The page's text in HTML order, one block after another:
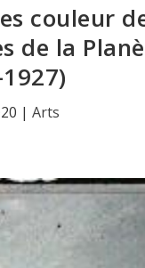
couleur
de la
|Arts